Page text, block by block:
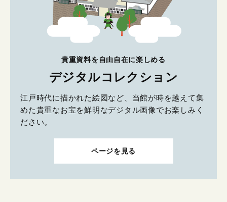
貴重資料を自由自在に楽しめる
デジタルコレクション
江戸時代に描かれた絵図など、当館が時を越えて集
めた貴重なお宝を鮮明なデジタル画像でお楽しみく
ださい。
ページを見る